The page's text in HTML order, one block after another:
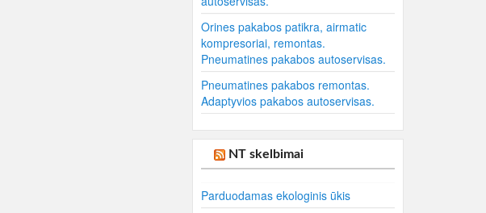
Orines pakabos patikra, airmatic
kompresoriai, remontas.
Pneumatines pakabos autoservisas.
Pneumatines pakabos remontas.
Adaptyvios pakabos autoservisas.
NT skelbimai
Parduodamas ekologinis ūkis